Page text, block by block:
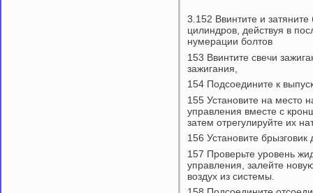
3.152 Ввинтите и
цилиндров, действуя в
нумерации болтов
153 Ввинтите свечи
зажигания,
154 Подсоедините к
155 Установите на место
управления вместе с
затем отрегулируйте их
156 Установите
157 Проверьте уровень
управления, залейте
воздух из системы.